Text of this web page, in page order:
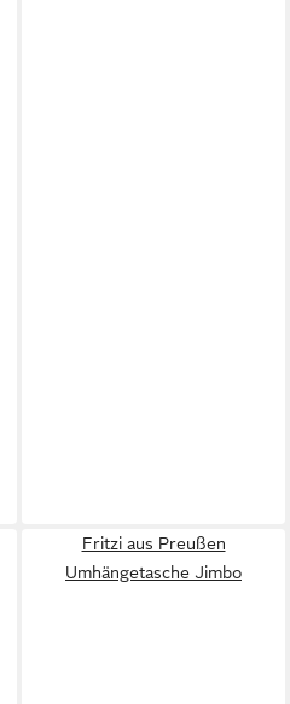
Fritzi aus Preußen
Umhängetasche Jimbo